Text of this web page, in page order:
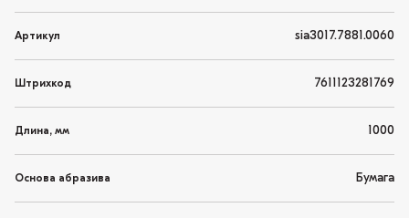
Артикул sia3017.7881.0060
Штрихкод 7611123281769
Длина, мм 1000
Основа абразива Бумага